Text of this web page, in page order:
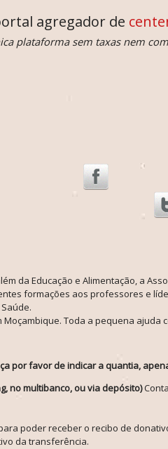
agregador de
plataforma sem taxas nem
da Educação e Alimentação, a
formações aos professores e
Toda a pequena ajuda
por favor de indicar a quantia,
no multibanco, ou via depósito)
poder receber o recibo de
da transferência.